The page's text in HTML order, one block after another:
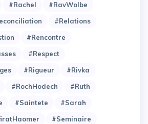
#Rachel
#RavWolbe
#Relations
#Rencontre
#Respect
#Rigueur
#Rivka
#RochHodech
#Ruth
#Saintete
#Sarah
#Seminaire